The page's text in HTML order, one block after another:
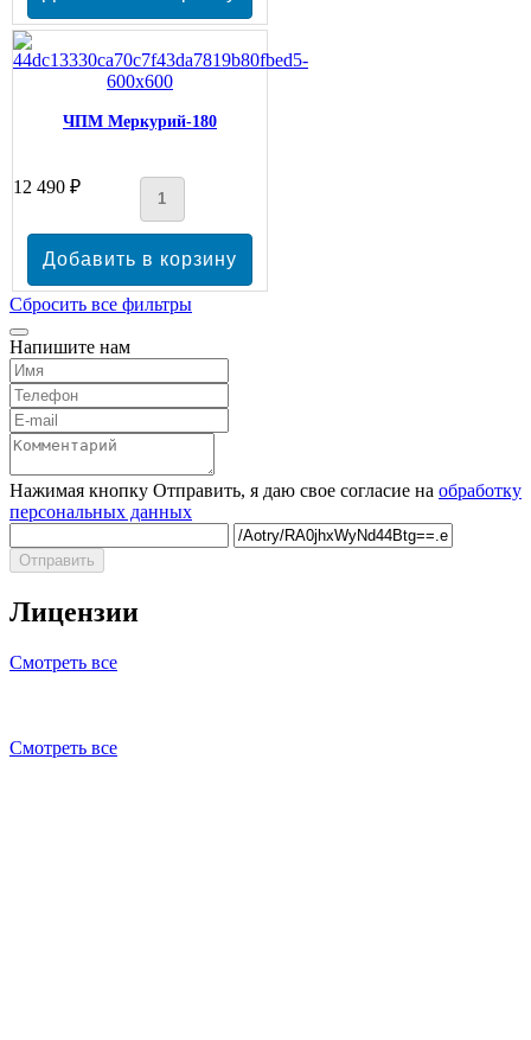
ЧПМ Меркурий-180
12 490 ₽
Сбросить все фильтры
Напишите нам
Нажимая кнопку Отправить, я даю свое согласие на обработку
персональных данных
Отправить
Лицензии
Смотреть все
Смотреть все